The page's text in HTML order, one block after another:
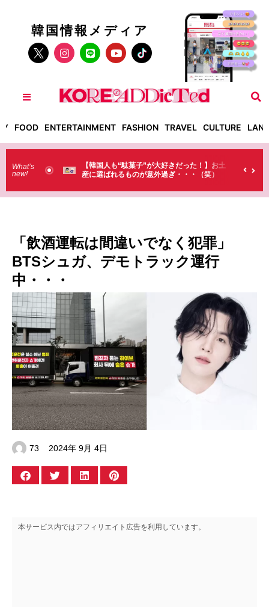
韓国情報メディア
FOOD ENTERTAINMENT FASHION TRAVEL CULTURE
What’s
new!
【韓国人も“駄菓子”が大好きだった！】お土
産に選ばれるものが意外過ぎ・・・（笑）
【そんなものま
ラストで韓国人
「飲酒運転は間違いでなく犯罪」
BTSシュガ、デモトラック運行
中・・・
73 2024年 9月 4日
本サービス内ではアフィリエイト広告を利用しています。